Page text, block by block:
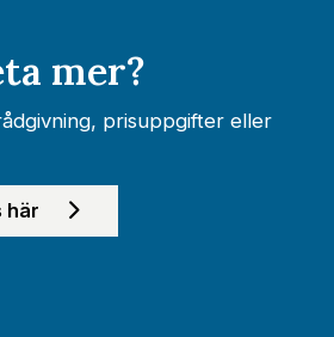
mer?
prisuppgifter eller
här